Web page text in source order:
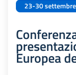
23-30 settembre
Europea